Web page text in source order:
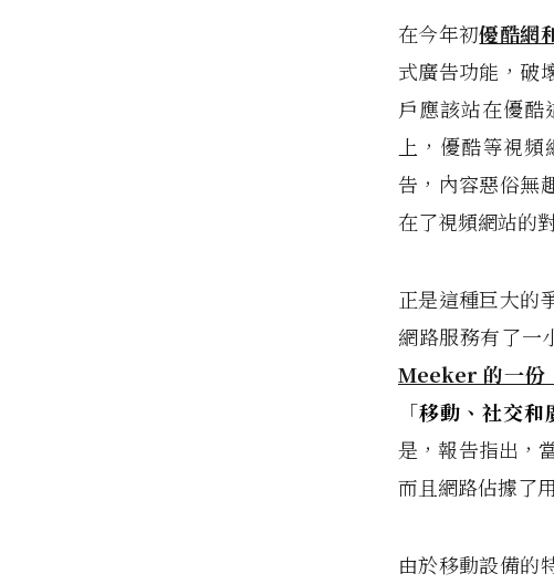
在今年初優酷網
式廣告功能，破
戶應該站在優
上，優酷等視
告，內容惡俗無
在了視頻網站的
正是這種巨大的
網路服務有了一
Meeker 的一份
「移動、社交和
是，報告指出，
而且網路佔據了
由於移動設備的